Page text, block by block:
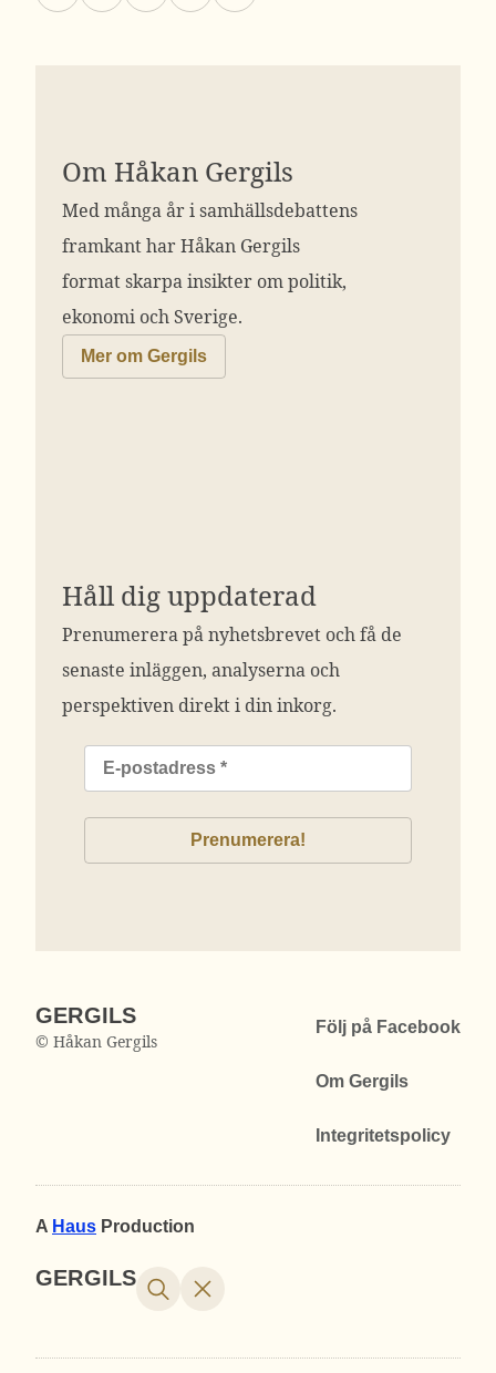
Om Håkan Gergils
Med många år i samhällsdebattens
framkant har Håkan Gergils
format skarpa insikter om politik,
ekonomi och Sverige.
Mer om Gergils
Håll dig uppdaterad
Prenumerera på nyhetsbrevet och få de
senaste inläggen, analyserna och
perspektiven direkt i din inkorg.
GERGILS
© Håkan Gergils
Följ på Facebook
Om Gergils
Integritetspolicy
A Haus Production
GERGILS